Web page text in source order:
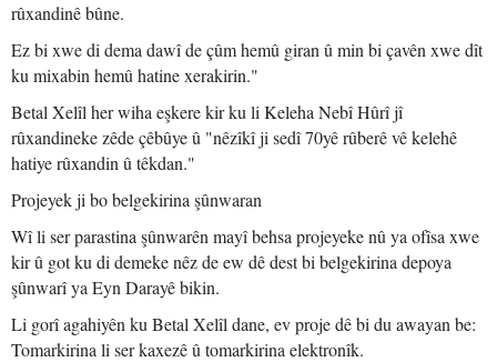
rûxandinê bûne.
Ez bi xwe di dema dawî de çûm hemû giran û min bi çavên xwe dît
ku mixabin hemû hatine xerakirin."
Betal Xelîl her wiha eşkere kir ku li Keleha Nebî Hûrî jî
rûxandineke zêde çêbûye û "nêzîkî ji sedî 70yê rûberê vê kelehê
hatiye rûxandin û têkdan."
Projeyek ji bo belgekirina şûnwaran
Wî li ser parastina şûnwarên mayî behsa projeyeke nû ya ofîsa xwe
kir û got ku di demeke nêz de ew dê dest bi belgekirina depoya
şûnwarî ya Eyn Darayê bikin.
Li gorî agahiyên ku Betal Xelîl dane, ev proje dê bi du awayan be:
Tomarkirina li ser kaxezê û tomarkirina elektronîk.